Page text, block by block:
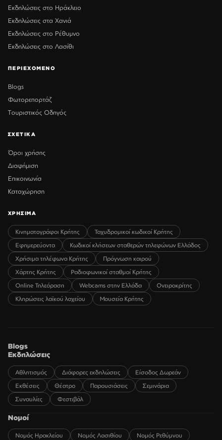
Εκδηλώσεις στο Ηράκλειο
Εκδηλώσεις στα Χανιά
Εκδηλώσεις στο Ρέθυμνο
Εκδηλώσεις στο Λασίθι
ΠΕΡΙΕΧΟΜΕΝΟ
Blogs
Φωτορεπορτάζ
Τουριστικός Οδηγός
ΣΧΕΤΙΚΑ
Όροι χρήσης
Διαφήμιση
Επικοινωνία
Καταχώρηση
ΧΡΗΣΙΜΑ
Κινηματογράφοι Κρήτης
Ταχυδρομικοί κωδικοί Κρήτης
Εφημερεύοντα
Κωδικοί κλήσεων σταθερών τηλεφώνων Ελλάδος
Χρήσιμα τηλέφωνα Κρήτης
Πρόγνωση καιρού
Χάρτης Κρήτης
Ραδιοφωνικοί σταθμοί Κρήτης
Online Τηλεόραση
Webcams στην Ελλάδα
Ονειροκρίτης
Κληρώσεις λαϊκού λαχείου
Μουσεία Κρήτης
Blogs
Εκδηλώσεις
Αθλητισμός Διάφορες εκδηλώσεις
Είσοδος Δωρεάν
Εκθέσεις
Θέατρο Παρουσιάσεις
Σεμινάρια
Συναυλίες
Φεστιβάλ
Νομοί
Νομός Ηρακλείου Νομός Λασιθίου
Νομός Ρεθύμνου